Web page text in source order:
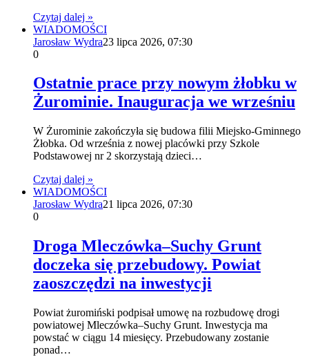
Czytaj dalej »
WIADOMOŚCI
Jarosław Wydra23 lipca 2026, 07:30
0
Ostatnie prace przy nowym żłobku w
Żurominie. Inauguracja we wrześniu
W Żurominie zakończyła się budowa filii Miejsko-Gminnego
Żłobka. Od września z nowej placówki przy Szkole
Podstawowej nr 2 skorzystają dzieci…
Czytaj dalej »
WIADOMOŚCI
Jarosław Wydra21 lipca 2026, 07:30
0
Droga Mleczówka–Suchy Grunt
doczeka się przebudowy. Powiat
zaoszczędzi na inwestycji
Powiat żuromiński podpisał umowę na rozbudowę drogi
powiatowej Mleczówka–Suchy Grunt. Inwestycja ma
powstać w ciągu 14 miesięcy. Przebudowany zostanie
ponad…